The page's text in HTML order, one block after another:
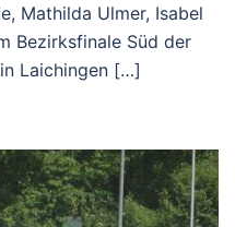
Mathilda Ulmer, Isabel
Bezirksfinale Süd der
Laichingen […]